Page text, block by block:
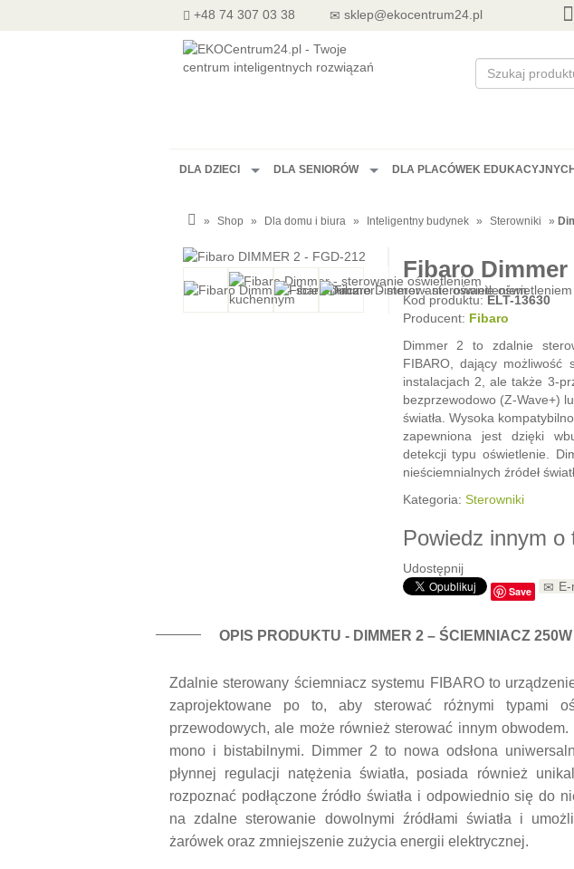
+48 74 307 03 38 sklep@ekocentrum24.pl
DLA DZIECI DLA SENIORÓW DLA PLACÓWEK EDUKACYJNYCH
» Shop » Dla domu i biura » Inteligentny budynek » Sterowniki »
Fibaro Dimmer
Kod produktu: ELT-13630
Producent: Fibaro
Dimmer 2 to zdalnie
FIBARO, dający możliwość
instalacjach 2, ale także 3-
bezprzewodowo (Z-Wave+)
światła. Wysoka
zapewniona jest dzięki
detekcji typu oświetlenie.
nieściemnialnych źródeł
Kategoria: Sterowniki
Powiedz innym o
Udostępnij
Save
OPIS PRODUKTU - DIMMER 2 – ŚCIEMNIACZ 250W
Zdalnie sterowany ściemniacz systemu FIBARO to
zaprojektowane po to, aby sterować różnymi typami
przewodowych, ale może również sterować innym
mono i bistabilnymi. Dimmer 2 to nowa odsłona
płynnej regulacji natężenia światła, posiada również
rozpoznać podłączone źródło światła i odpowiednio się do
na zdalne sterowanie dowolnymi źródłami światła i
żarówek oraz zmniejszenie zużycia energii elektrycznej.